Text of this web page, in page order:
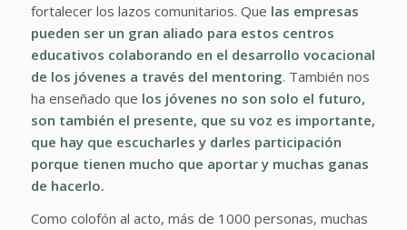
fortalecer los lazos comunitarios. Que las empresas
pueden ser un gran aliado para estos centros
educativos colaborando en el desarrollo vocacional
de los jóvenes a través del mentoring. También nos
ha enseñado que los jóvenes no son solo el futuro,
son también el presente, que su voz es importante,
que hay que escucharles y darles participación
porque tienen mucho que aportar y muchas ganas
de hacerlo.
Como colofón al acto, más de 1000 personas, muchas